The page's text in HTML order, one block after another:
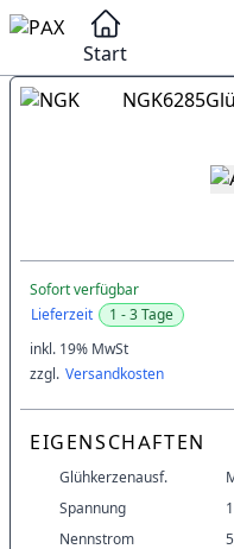
Start
NGK6285
Sofort verfügbar
Lieferzeit
1 - 3 Tage
inkl. 19% MwSt
zzgl. Versandkosten
EIGENSCHAFTEN
Glühkerzenausf.
Spannung
Nennstrom